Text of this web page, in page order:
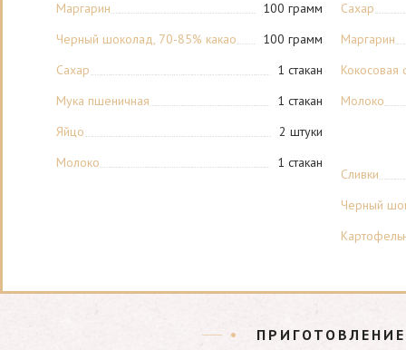
100 грамм
Маргарин
100 грамм
Черный шоколад, 70-85% какао
1 стакан
Сахар
1 стакан
Мука пшеничная
2 штуки
Яйцо
1 стакан
Молоко
Сахар
Маргарин
Кокосовая
Молоко
Сливки
Черный
ПРИГОТОВЛЕНИЕ